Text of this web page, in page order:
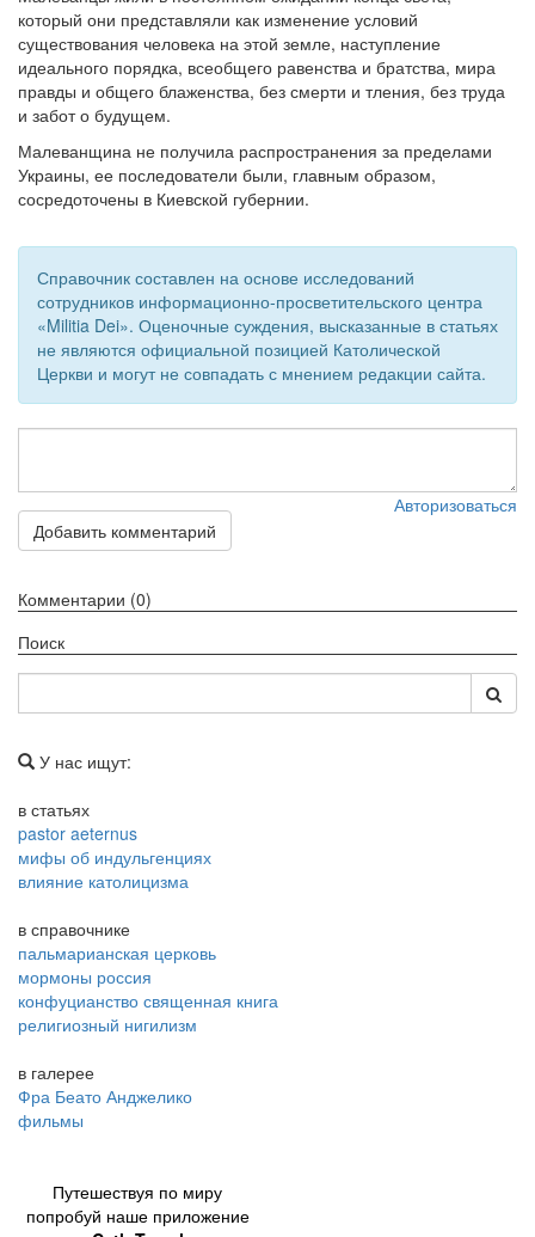
который они представляли как изменение условий
существования человека на этой земле, наступление
идеального порядка, всеобщего равенства и братства, мира
правды и общего блаженства, без смерти и тления, без труда
и забот о будущем.
Малеванщина не получила распространения за пределами
Украины, ее последователи были, главным образом,
сосредоточены в Киевской губернии.
Справочник составлен на основе исследований
сотрудников информационно-просветительского центра
«Militia Dei». Оценочные суждения, высказанные в статьях
не являются официальной позицией Католической
Церкви и могут не совпадать с мнением редакции сайта.
Авторизоваться
Добавить комментарий
Комментарии (0)
Поиск
У нас ищут:
в статьях
pastor aeternus
мифы об индульгенциях
влияние католицизма
в справочнике
пальмарианская церковь
мормоны россия
конфуцианство священная книга
религиозный нигилизм
в галерее
Фра Беато Анджелико
фильмы
Путешествуя по миру
попробуй наше приложение